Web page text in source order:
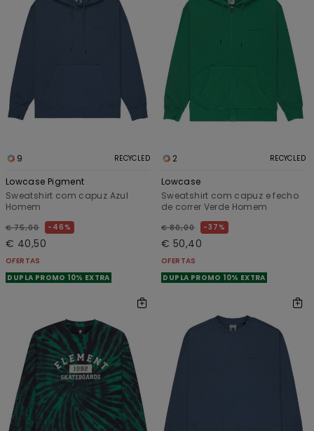
9 RECYCLED
Lowcase Pigment
Sweatshirt com capuz Azul
Homem
€ 75,00 46%
€ 40,50
OFERTAS
DUPLA PROMO 10% EXTRA
2 RECYCLED
Lowcase
Sweatshirt com capuz e fecho
de correr Verde Homem
€ 80,00 37%
€ 50,40
OFERTAS
DUPLA PROMO 10% EXTRA